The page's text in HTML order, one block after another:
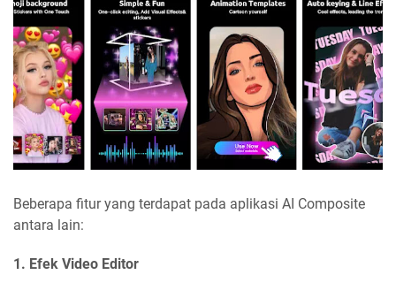
Beberapa fitur yang terdapat pada aplikasi AI Composite
antara lain:
1. Efek Video Editor